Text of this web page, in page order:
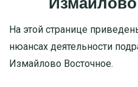
На этой странице
нюансах деятельности
Измайлово Восточное.
МОЖАЙСКИЙ